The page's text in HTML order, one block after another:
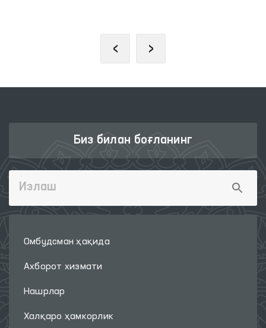
‹ ›
Биз билан боғланинг
Омбудсман ҳақида
Ахборот хизмати
Нашрлар
Халқаро ҳамкорлик